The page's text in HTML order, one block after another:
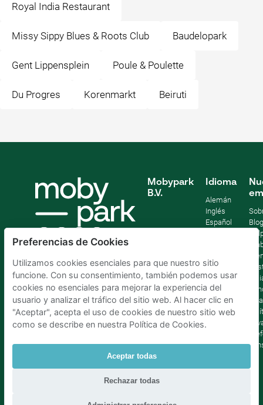
Royal India Restaurant
Missy Sippy Blues & Roots Club Baudelopark
Gent Lippensplein Poule & Poulette
Du Progres Korenmarkt Beiruti
Mobypark
B.V.
Idioma
Alemán
Inglés
Español
Blog
Parking Madrid La Latina|Parking Madrid Bilbao
Parking Bruselas Parking La Haya
Preferencias de Cookies
Utilizamos cookies esenciales para que nuestro sitio
funcione. Con su consentimiento, también podemos usar
cookies no esenciales para mejorar la experiencia del
usuario y analizar el tráfico del sitio web. Al hacer clic en
"Aceptar", acepta el uso de cookies de nuestro sitio web
como se describe en nuestra Política de Cookies.
Aceptar todas
Rechazar todas